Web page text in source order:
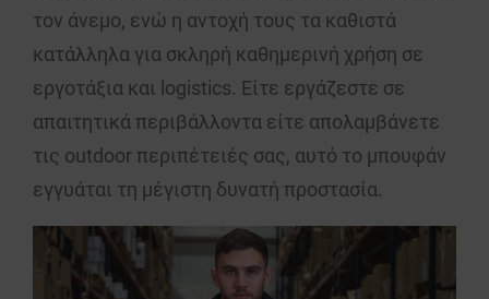
τον άνεμο, ενώ η αντοχή τους τα καθιστά
κατάλληλα για σκληρή καθημερινή χρήση σε
εργοτάξια και logistics. Είτε εργάζεστε σε
απαιτητικά περιβάλλοντα είτε απολαμβάνετε
τις outdoor περιπέτειές σας, αυτό το μπουφάν
εγγυάται τη μέγιστη δυνατή προστασία.